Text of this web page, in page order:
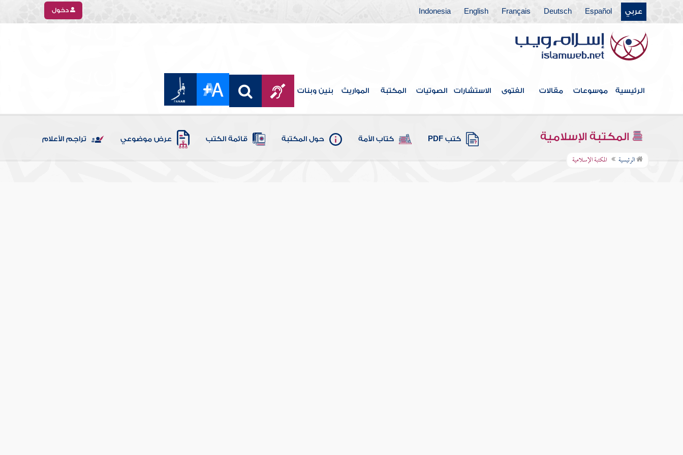
عربي Español
Deutsch
Français
English
Indonesia دخول
الرئيسية موسوعات مقالات الفتوى الاستشارات الصوتيات المكتبة المواريث بنين وبنات
المكتبة الإسلامية كتب PDF كتاب الأمة حول المكتبة قائمة الكتب عرض موضوعي تراجم الأعلام
الرئيسية المكتبة الإسلامية